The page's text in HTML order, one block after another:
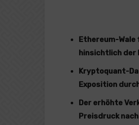
Ethereum-Wale
hinsichtlich der
Kryptoquant-
Exposition
Der erhöhte
Preisdruck